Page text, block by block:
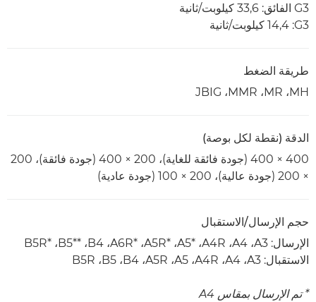
G3 الفائق: 33,6 كيلوبت/ثانية
G3‏: 14,4 كيلوبت/ثانية
طريقة الضغط
MH‏، MR‏، MMR‏، JBIG
الدقة (نقطة لكل بوصة)
400 × 400 (جودة فائقة للغاية)، 200 × 400 (جودة فائقة)، 200
× 200 (جودة عالية)، 200 × 100 (جودة عادية)
حجم الإرسال/الاستقبال
الإرسال: A3،‏ A4،‏ A4R،‏ A5*‎،‏ A5R*‎،‏ A6R*‎،‏ B4،‏ B5**‎،‏ B5R*‎
الاستقبال: A3‏، A4‏، A4R‏، A5، ‏A5R‏، B4‏، B5‏، B5R
* تم الإرسال بمقاس A4